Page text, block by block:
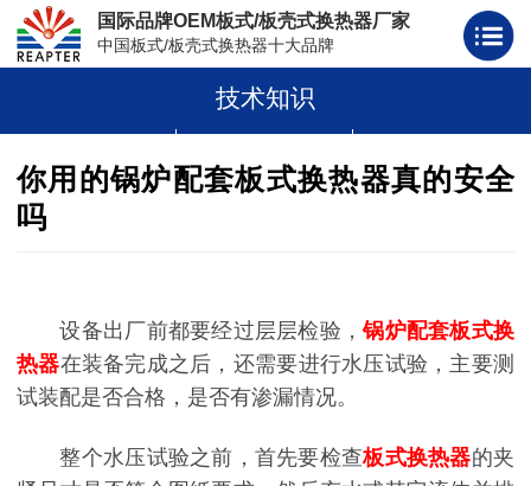
国际品牌OEM板式/板壳式换热器厂家
中国板式/板壳式换热器十大品牌
板壳式换热器
技术知识
你用的锅炉配套板式换热器真的安全
吗
设备出厂前都要经过层层检验，锅炉配套板式换
热器在装备完成之后，还需要进行水压试验，主要测
试装配是否合格，是否有渗漏情况。
整个水压试验之前，首先要检查板式换热器的夹